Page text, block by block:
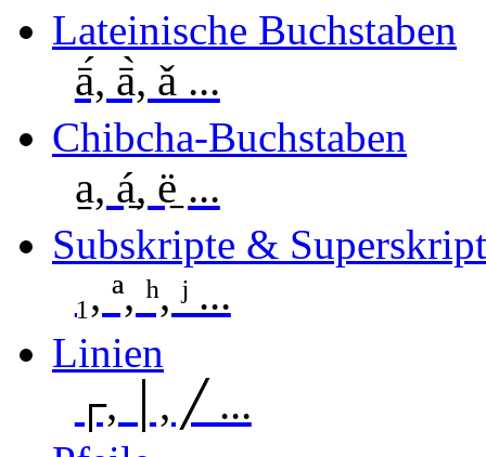
Lateinische Buchstaben
ā́, ā̀, ǎ ...
Chibcha-Buchstaben
a̱, á̱, ë̱ ...
Subskripte &
₁, ª, ʰ, ʲ ...
Linien
┌, │, ╱ ...